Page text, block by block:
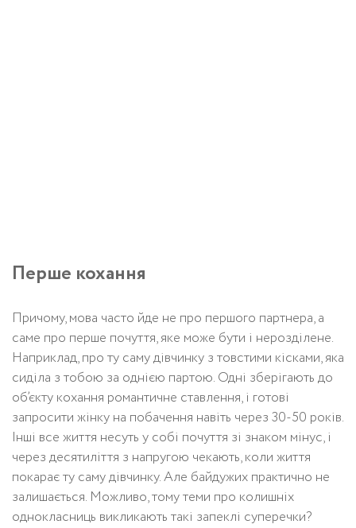
Перше кохання
Причому, мова часто йде не про першого партнера, а
саме про перше почуття, яке може бути і нерозділене.
Наприклад, про ту саму дівчинку з товстими кісками, яка
сиділа з тобою за однією партою. Одні зберігають до
об’єкту кохання романтичне ставлення, і готові
запросити жінку на побачення навіть через 30-50 років.
Інші все життя несуть у собі почуття зі знаком мінус, і
через десятиліття з напругою чекають, коли життя
покарає ту саму дівчинку. Але байдужих практично не
залишається. Можливо, тому теми про колишніх
однокласниць викликають такі запеклі суперечки?